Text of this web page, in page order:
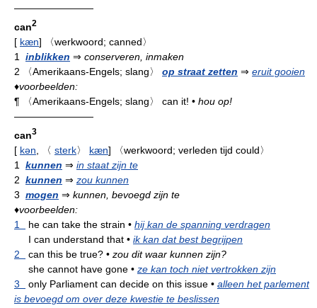
————————
can2
[ kæn]
〈werkwoord; canned〉
1
inblikken ⇒ conserveren, inmaken
2
〈Amerikaans-Engels; slang〉 op straat zetten ⇒ eruit gooien
♦voorbeelden:
¶
〈Amerikaans-Engels; slang〉 can it! • hou op!
————————
can3
[ kən 〈 sterk〉 kæn]
〈werkwoord; verleden tijd could〉
1
kunnen ⇒ in staat zijn te
2 kunnen ⇒ zou kunnen
3 mogen ⇒ kunnen, bevoegd zijn te
♦voorbeelden:
1
he can take the strain • hij kan de spanning verdragen
I can understand that • ik kan dat best begrijpen
2
can this be true? • zou dit waar kunnen zijn?
she cannot have gone • ze kan toch niet vertrokken zijn
3
only Parliament can decide on this issue • alleen het parlement
is bevoegd om over deze kwestie te beslissen